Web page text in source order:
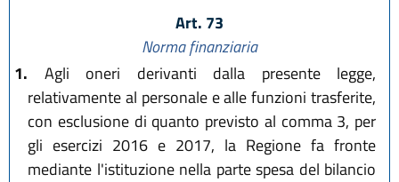
Art. 73
Norma finanziaria
1. Agli oneri derivanti dalla presente legge,
relativamente al personale e alle funzioni trasferite,
con esclusione di quanto previsto al comma 3, per
gli esercizi 2016 e 2017, la Regione fa fronte
mediante l'istituzione nella parte spesa del bilancio